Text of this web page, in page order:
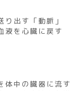
出す「動脈」
液を心臓に戻す
体中の臓器に流す